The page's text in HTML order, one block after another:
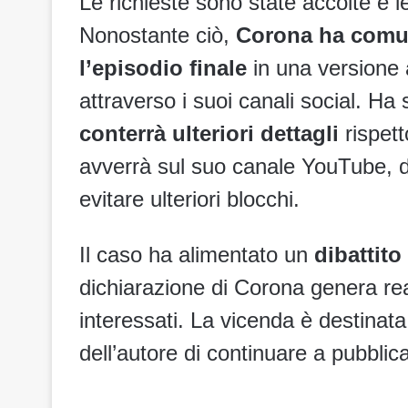
Nonostante ciò, Corona ha
l’episodio finale in una versione
attraverso i suoi canali social. Ha
conterrà ulteriori dettagli
avverrà sul suo canale YouTube,
evitare ulteriori blocchi.
Il caso ha alimentato un dibattito
dichiarazione di Corona genera
interessati. La vicenda è
dell’autore di continuare a